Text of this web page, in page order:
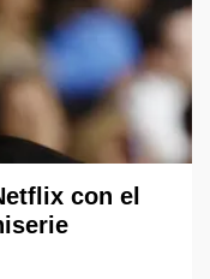
con el